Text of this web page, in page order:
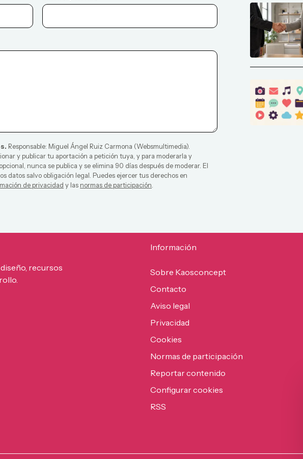
Responsable: Miguel Ángel Ruiz Carmona (Websmultimedia).
y publicar tu aportación a petición tuya, y para moderarla y
nunca se publica y se elimina 90 días después de moderar. El
datos salvo obligación legal. Puedes ejercer tus derechos en
de privacidad y las normas de participación
recursos
Información
Sobre Kaosconcept
Contacto
Aviso legal
Privacidad
Cookies
Normas de participación
Reportar contenido
Configurar cookies
RSS